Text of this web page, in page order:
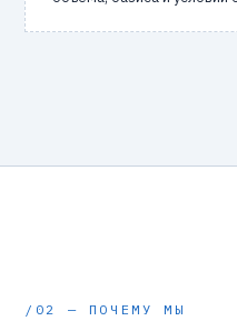
/02 — ПОЧЕМУ МЫ